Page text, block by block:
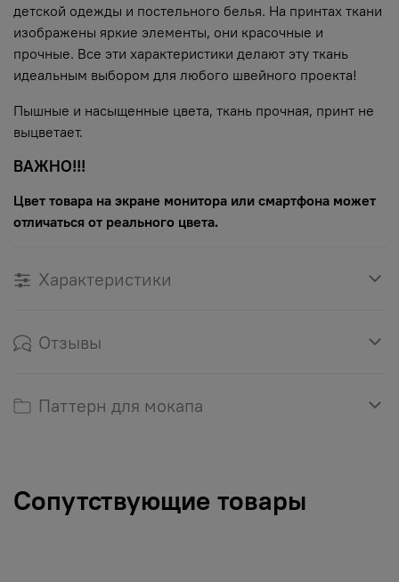
детской одежды и постельного белья. На принтах ткани
изображены яркие элементы, они красочные и
прочные. Все эти характеристики делают эту ткань
идеальным выбором для любого швейного проекта!
Пышные и насыщенные цвета, ткань прочная, принт не
выцветает.
ВАЖНО!!!
Цвет товара на экране монитора или смартфона может
отличаться от реального цвета.
Характеристики
Отзывы
Паттерн для мокапа
Сопутствующие товары